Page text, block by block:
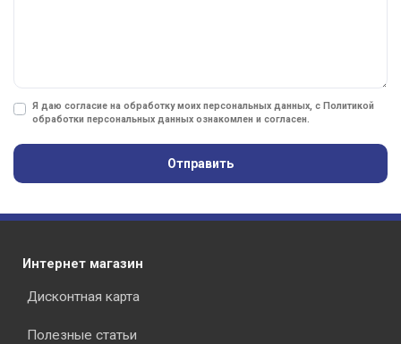
Я даю согласие на обработку моих персональных данных, с Политикой
обработки персональных данных ознакомлен и согласен.
Отправить
Интернет магазин
Дисконтная карта
Полезные статьи